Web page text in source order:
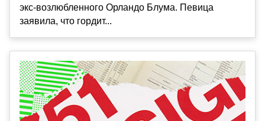
экс-возлюбленного Орландо Блума. Певица
заявила, что гордит...